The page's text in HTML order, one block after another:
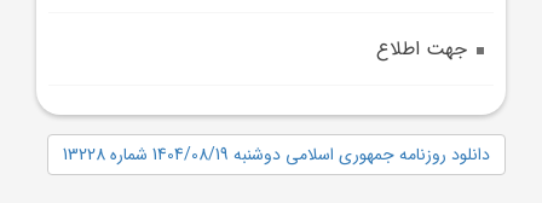
جهت اطلاع
دانلود روزنامه جمهوری اسلامی دوشنبه 1404/08/19 شماره 13228